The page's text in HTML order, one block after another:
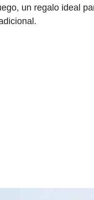
un regalo ideal